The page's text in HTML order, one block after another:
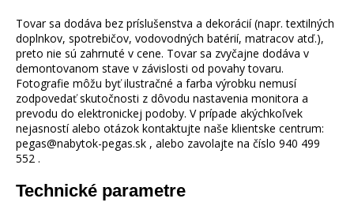
Tovar sa dodáva bez príslušenstva a dekorácií (napr. textilných
doplnkov, spotrebičov, vodovodných batérií, matracov atď.),
preto nie sú zahrnuté v cene. Tovar sa zvyčajne dodáva v
demontovanom stave v závislosti od povahy tovaru.
Fotografie môžu byť ilustračné a farba výrobku nemusí
zodpovedať skutočnosti z dôvodu nastavenia monitora a
prevodu do elektronickej podoby. V prípade akýchkoľvek
nejasností alebo otázok kontaktujte naše klientske centrum:
pegas@nabytok-pegas.sk , alebo zavolajte na číslo 940 499
552 .
Technické parametre